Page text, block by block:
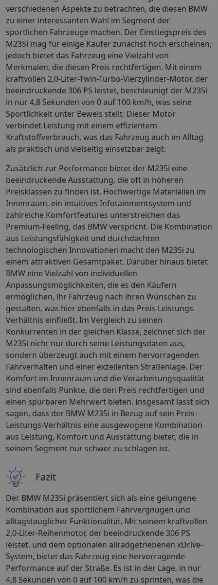
verschiedenen Aspekte zu betrachten, die diesen BMW
zu einer interessanten Wahl im Segment der
sportlichen Fahrzeuge machen. Der Einstiegspreis des
M235i mag für einige Käufer zunächst hoch erscheinen,
jedoch bietet das Fahrzeug eine Vielzahl von
Merkmalen, die diesen Preis rechtfertigen. Mit einem
kraftvollen 2,0-Liter-Twin-Turbo-Vierzylinder-Motor, der
beeindruckende 306 PS leistet, beschleunigt der M235i
in nur 4,8 Sekunden von 0 auf 100 km/h, was seine
Sportlichkeit unter Beweis stellt. Dieser Motor
verbindet Leistung mit einem effizientem
Kraftstoffverbrauch, was das Fahrzeug auch im Alltag
als praktisch und vielseitig einsetzbar zeigt.
Zusätzlich zur Performance bietet der M235i eine
beeindruckende Ausstattung, die oft in höheren
Preisklassen zu finden ist. Hochwertige Materialien im
Innenraum, ein intuitives Infotainmentsystem und
zahlreiche Komfortfeatures unterstreichen das
Premium-Feeling, das BMW verspricht. Die Kombination
aus Leistungsfähigkeit und durchdachten
technologischen Innovationen macht den M235i zu
einem attraktiven Gesamtpaket. Darüber hinaus bietet
BMW eine Vielzahl von individuellen
Anpassungsmöglichkeiten, die es den Käufern
ermöglichen, ihr Fahrzeug nach ihren Wünschen zu
gestalten, was hier ebenfalls in das Preis-Leistungs-
Verhältnis einfließt. Im Vergleich zu seinen
Konkurrenten in der gleichen Klasse, zeichnet sich der
M235i nicht nur durch seine Leistungsdaten aus,
sondern überzeugt auch mit einem hervorragenden
Fahrverhalten und einer exzellenten Straßenlage. Der
Komfort im Innenraum und die Verarbeitungsqualität
sind ebenfalls Punkte, die den Preis rechtfertigen und
einen spürbaren Mehrwert bieten. Insgesamt lässt sich
sagen, dass der BMW M235i in Bezug auf sein Preis-
Leistungs-Verhältnis eine ausgewogene Kombination
aus Leistung, Komfort und Ausstattung bietet, die in
seinem Segment nur schwer zu schlagen ist.
Fazit
Der BMW M235i präsentiert sich als eine gelungene
Kombination aus sportlichem Fahrvergnügen und
alltagstauglicher Funktionalität. Mit seinem kraftvollen
2,0-Liter-Reihenmotor, der beeindruckende 306 PS
leistet, und dem optionalen allradgetriebenen xDrive-
System, bietet das Fahrzeug eine hervorragende
Performance auf der Straße. Es ist in der Lage, in nur
4,8 Sekunden von 0 auf 100 km/h zu sprinten, was die